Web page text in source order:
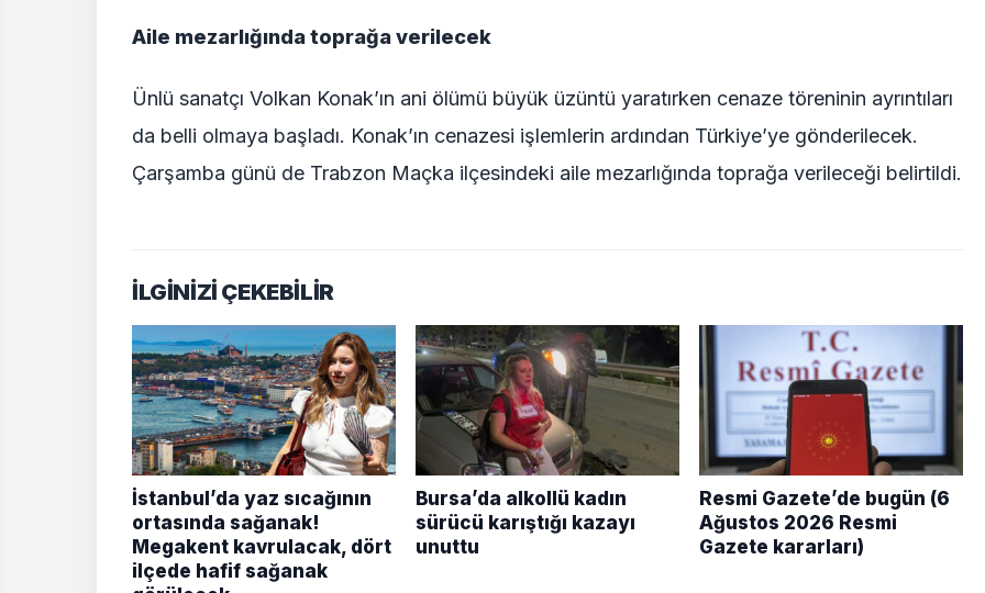
Aile mezarlığında toprağa verilecek
Ünlü sanatçı Volkan Konak’ın ani ölümü büyük üzüntü yaratırken cenaze töreninin ayrıntıları
da belli olmaya başladı. Konak’ın cenazesi işlemlerin ardından Türkiye’ye gönderilecek.
Çarşamba günü de Trabzon Maçka ilçesindeki aile mezarlığında toprağa verileceği belirtildi.
İLGİNİZİ ÇEKEBİLİR
İstanbul’da yaz sıcağının
ortasında sağanak!
Megakent kavrulacak, dört
ilçede hafif sağanak
Bursa’da alkollü kadın
sürücü karıştığı kazayı
unuttu
Resmi Gazete’de bugün (6
Ağustos 2026 Resmi
Gazete kararları)